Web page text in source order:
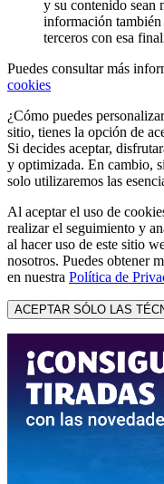
y su contenido sean
información también
terceros con esa
Puedes consultar más
cookies
¿Cómo puedes
sitio, tienes la opción de
Si decides aceptar,
y optimizada. En cambio,
solo utilizaremos las
Al aceptar el uso de
realizar el seguimiento y
al hacer uso de este sitio
nosotros. Puedes obtener
en nuestra Política de
ACEPTAR SÓLO LAS